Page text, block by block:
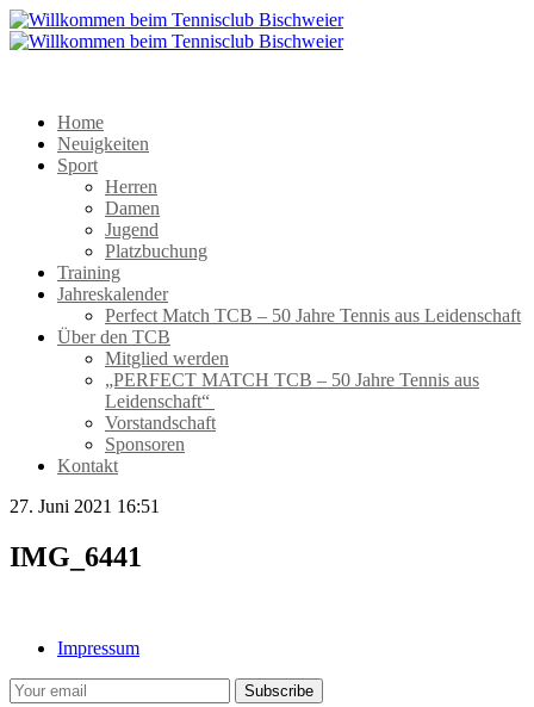
Home
Neuigkeiten
Sport
Herren
Damen
Jugend
Platzbuchung
Training
Jahreskalender
Perfect Match TCB – 50 Jahre Tennis aus Leidenschaft
Über den TCB
Mitglied werden
„PERFECT MATCH TCB – 50 Jahre Tennis aus
Leidenschaft“
Vorstandschaft
Sponsoren
Kontakt
27. Juni 2021 16:51
IMG_6441
Impressum